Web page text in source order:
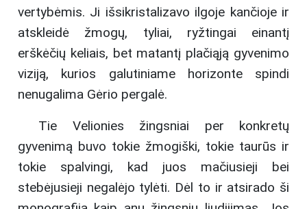
vertybėmis. Ji išsikristalizavo ilgoje kančioje ir
atskleidė žmogų, tyliai, ryžtingai einantį
erškėčių keliais, bet matantį plačiąją gyvenimo
viziją, kurios galutiniame horizonte spindi
nenugalima Gėrio pergalė.
Tie Velionies žingsniai per konkretų
gyvenimą buvo tokie žmogiški, tokie taurūs ir
tokie spalvingi, kad juos mačiusieji bei
stebėjusieji negalėjo tylėti. Dėl to ir atsirado ši